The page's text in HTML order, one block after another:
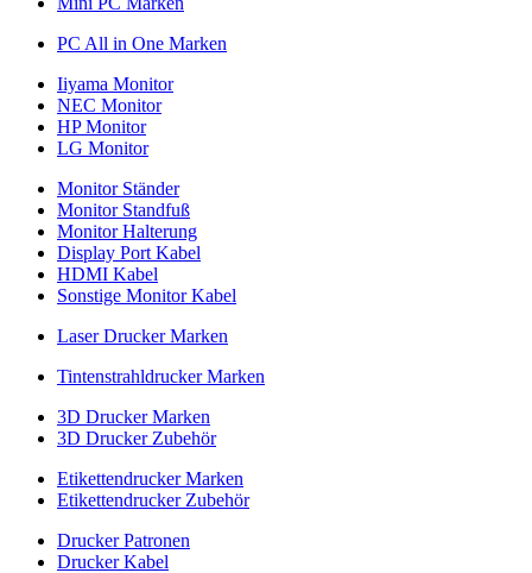
PC All in One Marken
Iiyama Monitor
NEC Monitor
HP Monitor
LG Monitor
Monitor Ständer
Monitor Standfuß
Monitor Halterung
Display Port Kabel
HDMI Kabel
Sonstige Monitor Kabel
Laser Drucker Marken
Tintenstrahldrucker Marken
3D Drucker Marken
3D Drucker Zubehör
Etikettendrucker Marken
Etikettendrucker Zubehör
Drucker Patronen
Drucker Kabel